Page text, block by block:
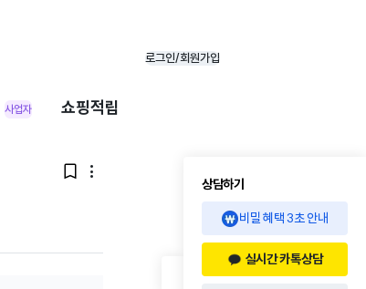
로그인/회원가입
사업자 쇼핑적립
  상담하기
비밀 혜택 3초 안내
실시간 카톡상담